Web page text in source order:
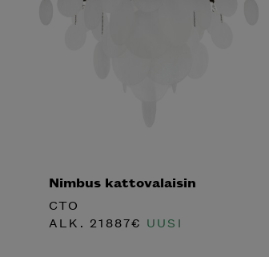
Nimbus kattovalaisin
CTO
ALK. 21887€ UUSI